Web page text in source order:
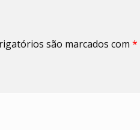
são marcados com *